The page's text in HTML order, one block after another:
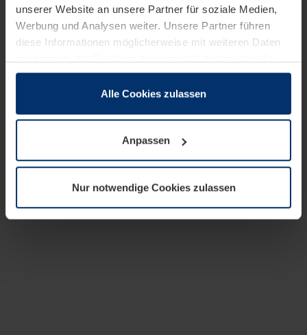
unserer Website an unsere Partner für soziale Medien,
Werbung und Analysen weiter. Unsere Partner führen
diese Informationen möglicherweise mit weiteren Daten
sie im Rahmen Ihrer Nutzung der Dienste gesammelt
wenn diese für den Betrieb dieser Seite unbedingt
notwendig sind. Für alle anderen Cookie-Typen benötigen
wir Ihre Erlaubnis. Ihre Einwilligung können Sie jederzeit
Datenschutzerklärungunserer Website ändern oder
widerrufen.
Alle Cookies zulassen
Anpassen
Nur notwendige Cookies zulassen